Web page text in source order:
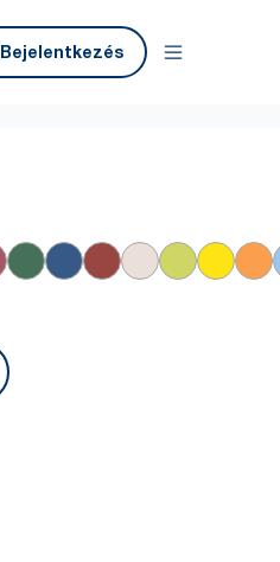
Bejelentkezés